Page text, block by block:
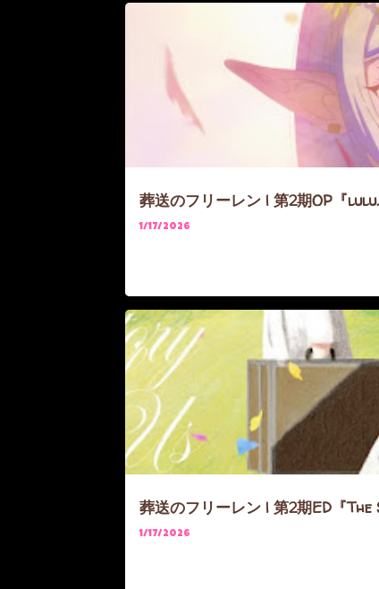
葬送のフリーレン | 第2期OP『
1/17/2026
葬送のフリーレン | 第2期ED『
1/17/2026
ANIME FRIEREN